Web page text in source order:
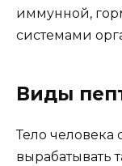
иммунной,
системами
Виды
Тело человека
вырабатывать